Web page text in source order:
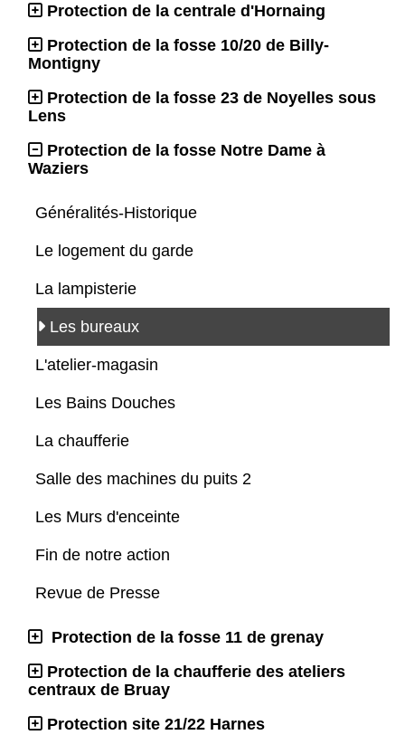
Protection de la centrale d'Hornaing
Protection de la fosse 10/20 de Billy-
Montigny
Protection de la fosse 23 de Noyelles sous
Lens
Protection de la fosse Notre Dame à
Waziers
Généralités-Historique
Le logement du garde
La lampisterie
Les bureaux
L'atelier-magasin
Les Bains Douches
La chaufferie
Salle des machines du puits 2
Les Murs d'enceinte
Fin de notre action
Revue de Presse
Protection de la fosse 11 de grenay
Protection de la chaufferie des ateliers
centraux de Bruay
Protection site 21/22 Harnes